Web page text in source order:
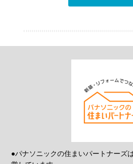
●パナソニックの住まいパートナーズ